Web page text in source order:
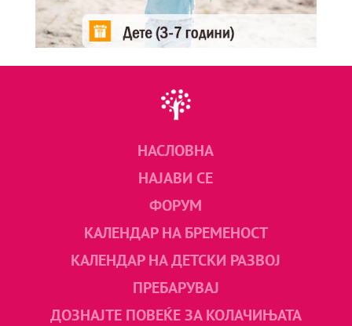
НАСЛОВНА
НАЈАВИ СЕ
ФОРУМ
КАЛЕНДАР НА БРЕМЕНОСТ
КАЛЕНДАР НА ДЕТСКИ РАЗВОЈ
ПРЕБАРУВАЈ
ДОЗНАЈТЕ ПОВЕЌЕ ЗА КОЛАЧИЊАТА